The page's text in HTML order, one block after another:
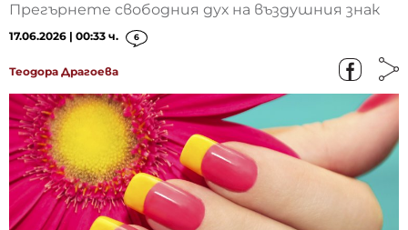
Прегърнете свободния дух на въздушния знак
17.06.2026 | 00:33 ч. 6
Теодора Драгоева